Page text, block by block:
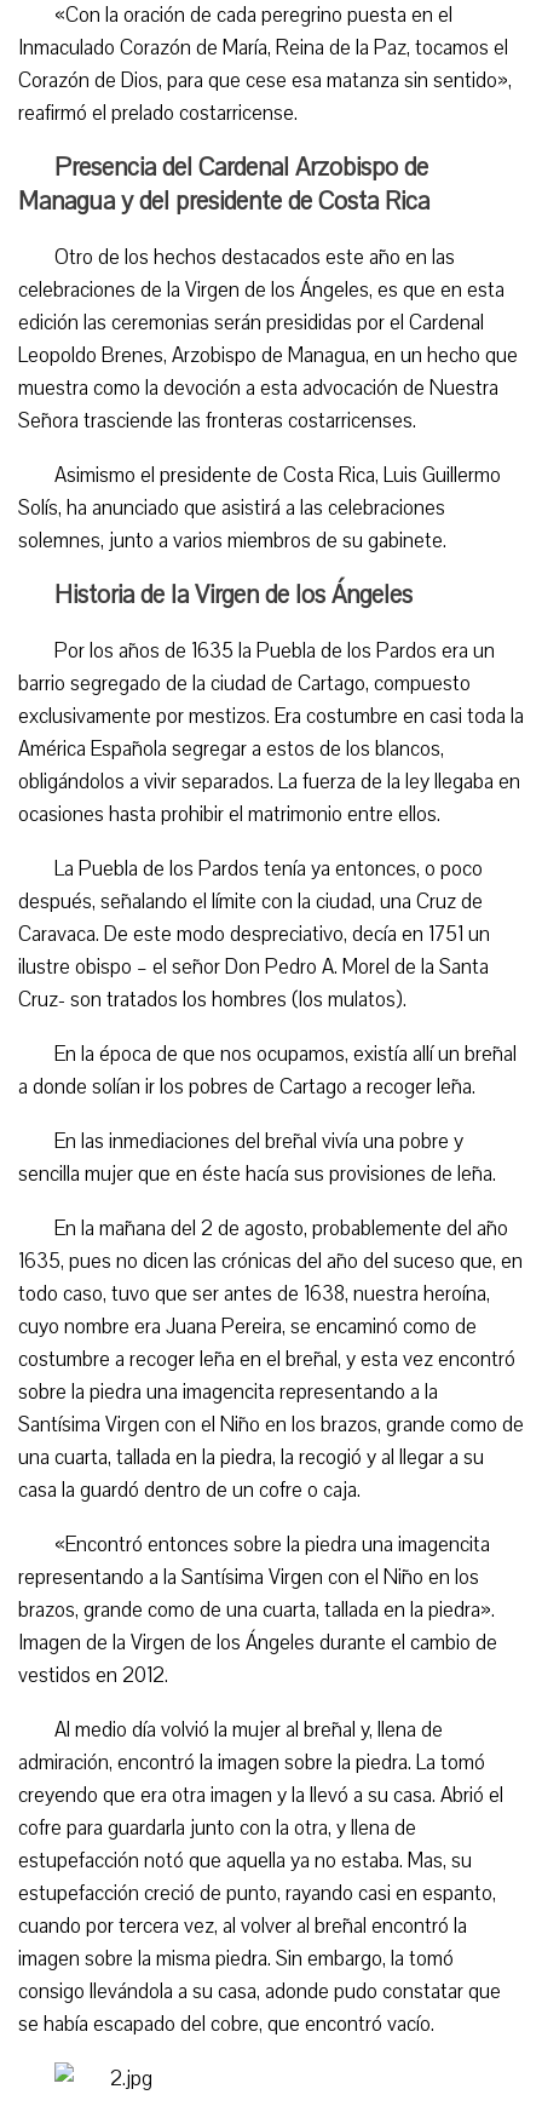
«Con la oración de cada peregrino puesta en el
Inmaculado Corazón de María, Reina de la Paz, tocamos el
Corazón de Dios, para que cese esa matanza sin sentido»,
reafirmó el prelado costarricense.
Presencia del Cardenal Arzobispo de
Managua y del presidente de Costa Rica
Otro de los hechos destacados este año en las
celebraciones de la Virgen de los Ángeles, es que en esta
edición las ceremonias serán presididas por el Cardenal
Leopoldo Brenes, Arzobispo de Managua, en un hecho que
muestra como la devoción a esta advocación de Nuestra
Señora trasciende las fronteras costarricenses.
Asimismo el presidente de Costa Rica, Luis Guillermo
Solís, ha anunciado que asistirá a las celebraciones
solemnes, junto a varios miembros de su gabinete.
Historia de la Virgen de los Ángeles
Por los años de 1635 la Puebla de los Pardos era un
barrio segregado de la ciudad de Cartago, compuesto
exclusivamente por mestizos. Era costumbre en casi toda la
América Española segregar a estos de los blancos,
obligándolos a vivir separados. La fuerza de la ley llegaba en
ocasiones hasta prohibir el matrimonio entre ellos.
La Puebla de los Pardos tenía ya entonces, o poco
después, señalando el límite con la ciudad, una Cruz de
Caravaca. De este modo despreciativo, decía en 1751 un
ilustre obispo – el señor Don Pedro A. Morel de la Santa
Cruz- son tratados los hombres (los mulatos).
En la época de que nos ocupamos, existía allí un breñal
a donde solían ir los pobres de Cartago a recoger leña.
En las inmediaciones del breñal vivía una pobre y
sencilla mujer que en éste hacía sus provisiones de leña.
En la mañana del 2 de agosto, probablemente del año
1635, pues no dicen las crónicas del año del suceso que, en
todo caso, tuvo que ser antes de 1638, nuestra heroína,
cuyo nombre era Juana Pereira, se encaminó como de
costumbre a recoger leña en el breñal, y esta vez encontró
sobre la piedra una imagencita representando a la
Santísima Virgen con el Niño en los brazos, grande como de
una cuarta, tallada en la piedra, la recogió y al llegar a su
casa la guardó dentro de un cofre o caja.
«Encontró entonces sobre la piedra una imagencita
representando a la Santísima Virgen con el Niño en los
brazos, grande como de una cuarta, tallada en la piedra».
Imagen de la Virgen de los Ángeles durante el cambio de
vestidos en 2012.
Al medio día volvió la mujer al breñal y, llena de
admiración, encontró la imagen sobre la piedra. La tomó
creyendo que era otra imagen y la llevó a su casa. Abrió el
cofre para guardarla junto con la otra, y llena de
estupefacción notó que aquella ya no estaba. Mas, su
estupefacción creció de punto, rayando casi en espanto,
cuando por tercera vez, al volver al breñal encontró la
imagen sobre la misma piedra. Sin embargo, la tomó
consigo llevándola a su casa, adonde pudo constatar que
se había escapado del cobre, que encontró vacío.